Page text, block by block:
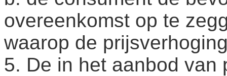
overeenkomst op te
waarop de
5. De in het aanbod van